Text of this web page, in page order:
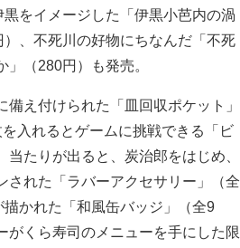
黒をイメージした「伊黒小芭内の渦
、不死川の好物にちなんだ「不死
」（280円）も発売。
え付けられた「皿回収ポケット」
入れるとゲームに挑戦できる「ビ
当たりが出ると、炭治郎をはじめ、
された「ラバーアクセサリー」（全
かれた「和風缶バッジ」（全9
がくら寿司のメニューを手にした限